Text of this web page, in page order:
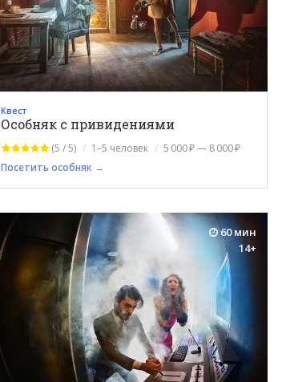
Квест
Особняк с привидениями
(5 / 5) 1–5 человек
5 000 ₽ — 8 000 ₽
Посетить особняк →
60 мин
14+